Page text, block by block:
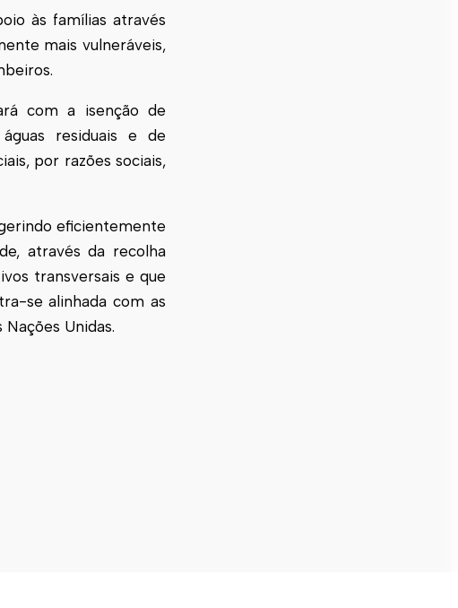
às famílias através
mais vulneráveis,
com a isenção de
residuais e de
por razões sociais,
eficientemente
, através da recolha
transversais e que
se alinhada com as
Unidas.